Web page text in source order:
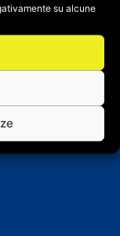
su alcune